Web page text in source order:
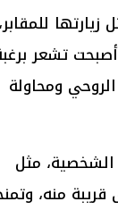
للمقابر،
تشعر
ومحاولة
مثل
منه،